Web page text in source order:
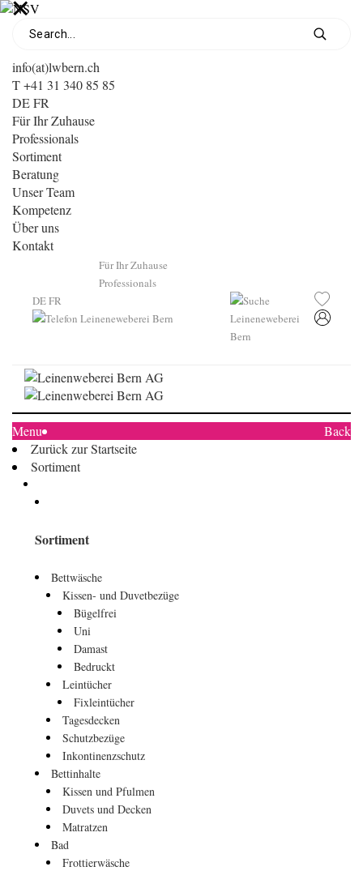
info(at)lwbern.ch
T +41 31 340 85 85
DEFR
Für Ihr Zuhause
Professionals
Sortiment
Beratung
Unser Team
Kompetenz
Über uns
Kontakt
Für Ihr Zuhause
Professionals
DEFR
Menu
Back
Zurück zur Startseite
Sortiment
Sortiment
Bettwäsche
Kissen- und Duvetbezüge
Bügelfrei
Uni
Damast
Bedruckt
Leintücher
Fixleintücher
Tagesdecken
Schutzbezüge
Inkontinenzschutz
Bettinhalte
Kissen und Pfulmen
Duvets und Decken
Matratzen
Bad
Frottierwäsche